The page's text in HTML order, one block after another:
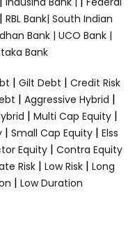
| RBL Bank| South Indian
Bank | UCO Bank |
Bank
| Gilt Debt | Credit Risk
| Aggressive Hybrid |
| Multi Cap Equity |
| Small Cap Equity | Elss
Equity | Contra Equity
Risk | Low Risk | Long
| Low Duration